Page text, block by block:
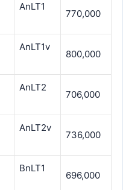
AnLT1
770,000
AnLT1v
800,000
AnLT2
706,000
AnLT2v
736,000
BnLT1
696,000